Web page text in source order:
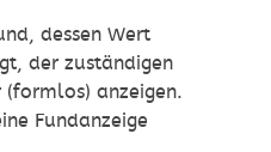
dessen Wert
der zuständigen
(formlos) anzeigen.
Fundanzeige